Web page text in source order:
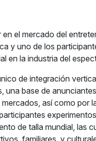
en el mercado del
y uno de los
en la industria del
de integración
una base de
así como por
de talla mundial, las